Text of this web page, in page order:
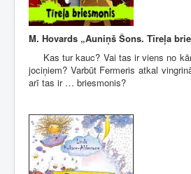
M. Hovards „Auniņš Šons. Tīreļa
Kas tur kauc? Vai tas ir viens no
jociņiem? Varbūt Fermeris atkal
arī tas ir … briesmonis?